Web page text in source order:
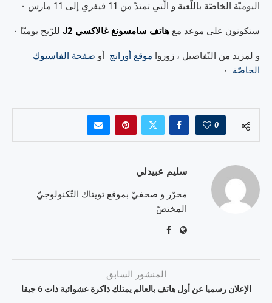
اليوميّة الخاصّة باللّعبة و الّتي تمتدّ من 11 فيفري إلى 11 مارس ٠
ستكونون على موعد مع هاتف سامسونغ غالاكسي J2 للرّبح يوميّا ٠
و لمزيد من التّفاصيل ، زوروا موقع أورانج أو صفحة الفاسبوك
الخاصّة
0
سليم عبيدلي
محرّر و صحفيّ بموقع تويتاك التّكنولوجيّ
المختصّ
المنشور السابق
الإعلان رسميا عن أول هاتف بالعالم يمتلك ذاكرة عشوائية ذات 6 جيقا